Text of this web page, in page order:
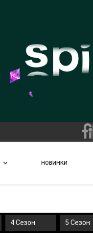
НОВИНКИ
4 Сезон 5 Сезон